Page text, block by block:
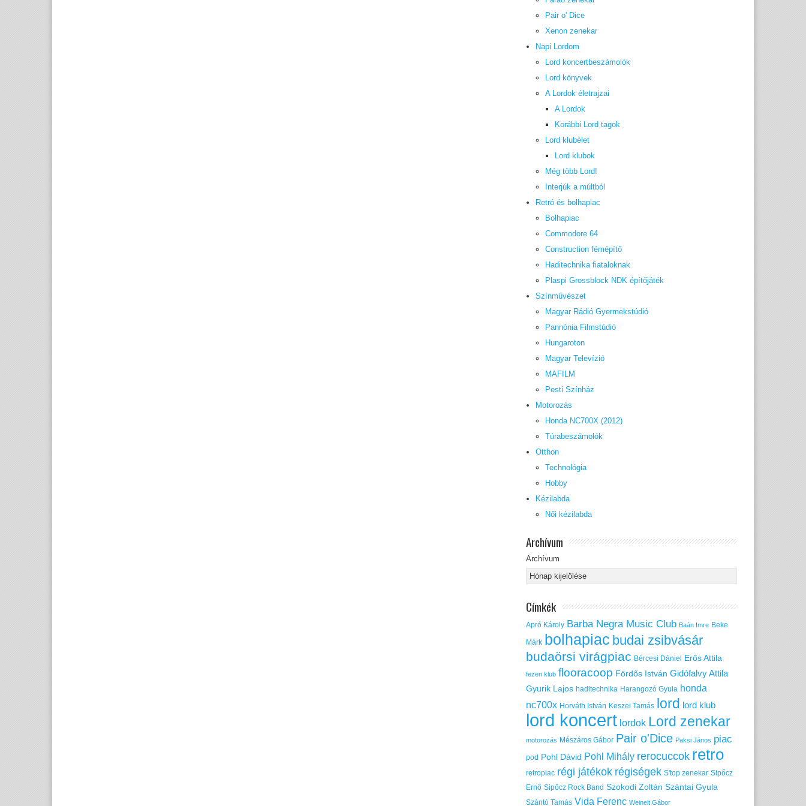
Pair o' Dice
Xenon zenekar
Napi Lordom
Lord koncertbeszámolók
Lord könyvek
A Lordok életrajzai
A Lordok
Korábbi Lord tagok
Lord klubélet
Lord klubok
Még több Lord!
Interjúk a múltból
Retró és bolhapiac
Bolhapiac
Commodore 64
Construction fémépítő
Haditechnika fiataloknak
Plaspi Grossblock NDK építőjáték
Színművészet
Magyar Rádió Gyermekstúdió
Pannónia Filmstúdió
Hungaroton
Magyar Televízió
MAFILM
Pesti Színház
Motorozás
Honda NC700X (2012)
Túrabeszámolók
Otthon
Technológia
Hobby
Kézilabda
Női kézilabda
Archívum
Archívum
Címkék
Apró Károly Barba Negra Music Club Baán Imre Beke
Márk bolhapiac budai zsibvásár
budaörsi virágpiac Bércesi Dániel Erős Attila
fezen klub flooracoop Fördős István Gidófalvy Attila
Gyurik Lajos haditechnika Harangozó Gyula honda
nc700x Horváth István Keszei Tamás lord lord klub
lord koncert lordok Lord zenekar
motorozás Mészáros Gábor Pair o'Dice Paksi János piac
pod Pohl Dávid Pohl Mihály rerocuccok retro
retropiac régi játékok régiségek S'top zenekar Sipőcz
Ernő Sipőcz Rock Band Szokodi Zoltán Szántai Gyula
Szántó Tamás Vida Ferenc Weinelt Gábor